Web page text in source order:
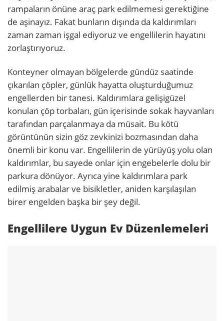
rampaların önüne araç park edilmemesi gerektiğine
de aşinayız. Fakat bunların dışında da kaldırımları
zaman zaman işgal ediyoruz ve engellilerin hayatını
zorlaştırıyoruz.
Konteyner olmayan bölgelerde gündüz saatinde
çıkarılan çöpler, günlük hayatta oluşturduğumuz
engellerden bir tanesi. Kaldırımlara gelişigüzel
konulan çöp torbaları, gün içerisinde sokak hayvanları
tarafından parçalanmaya da müsait. Bu kötü
görüntünün sizin göz zevkinizi bozmasından daha
önemli bir konu var. Engellilerin de yürüyüş yolu olan
kaldırımlar, bu sayede onlar için engebelerle dolu bir
parkura dönüyor. Ayrıca yine kaldırımlara park
edilmiş arabalar ve bisikletler, aniden karşılaşılan
birer engelden başka bir şey değil.
Engellilere Uygun Ev Düzenlemeleri